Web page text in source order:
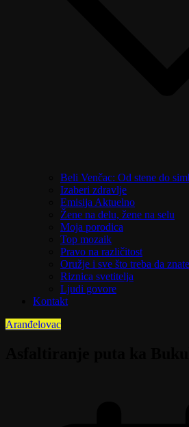
Beli Venčac: Od stene do
Izaberi zdravlje
Emisija Aktuelno
Žene na delu, žene na selu
Moja porodica
Top mozaik
Pravo na različitost
Oružje i sve što treba da
Riznica svetitelja
Ljudi govore
Kontakt
Aranđelovac